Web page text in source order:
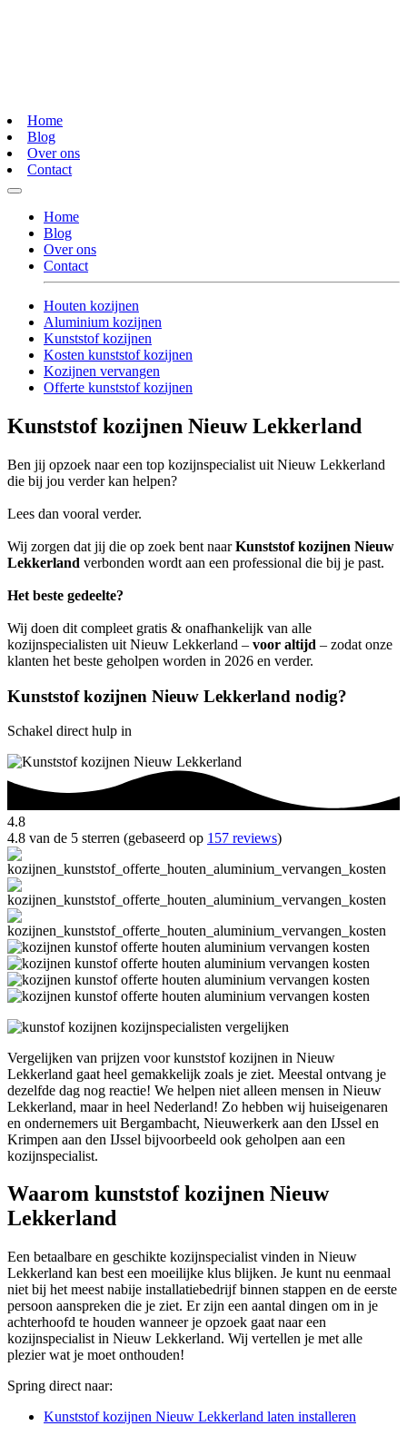
Home
Blog
Over ons
Contact
Home
Blog
Over ons
Contact
Houten kozijnen
Aluminium kozijnen
Kunststof kozijnen
Kosten kunststof kozijnen
Kozijnen vervangen
Offerte kunststof kozijnen
Kunststof kozijnen Nieuw Lekkerland
Ben jij opzoek naar een top kozijnspecialist uit Nieuw Lekkerland
die bij jou verder kan helpen?
Lees dan vooral verder.
Wij zorgen dat jij die op zoek bent naarKunststof kozijnen Nieuw
Lekkerland verbonden wordt aan een professional die bij je past.
Het beste gedeelte?
Wij doen dit compleet gratis & onafhankelijk van alle
kozijnspecialisten uit Nieuw Lekkerland – voor altijd – zodat onze
klanten het beste geholpen worden in 2026 en verder.
Kunststof kozijnen Nieuw Lekkerland nodig?
Schakel direct hulp in
4.8
4.8 van de 5 sterren (gebaseerd op 157 reviews)
Vergelijken van prijzen voor kunststof kozijnen in Nieuw
Lekkerland gaat heel gemakkelijk zoals je ziet. Meestal ontvang je
dezelfde dag nog reactie! We helpen niet alleen mensen in Nieuw
Lekkerland, maar in heel Nederland! Zo hebben wij huiseigenaren
en ondernemers uit Bergambacht, Nieuwerkerk aan den IJssel en
Krimpen aan den IJssel bijvoorbeeld ook geholpen aan een
kozijnspecialist.
Waarom kunststof kozijnen Nieuw
Lekkerland
Een betaalbare en geschikte kozijnspecialist vinden in Nieuw
Lekkerland kan best een moeilijke klus blijken. Je kunt nu eenmaal
niet bij het meest nabije installatiebedrijf binnen stappen en de eerste
persoon aanspreken die je ziet. Er zijn een aantal dingen om in je
achterhoofd te houden wanneer je opzoek gaat naar een
kozijnspecialist in Nieuw Lekkerland. Wij vertellen je met alle
plezier wat je moet onthouden!
Spring direct naar:
Kunststof kozijnen Nieuw Lekkerland laten installeren